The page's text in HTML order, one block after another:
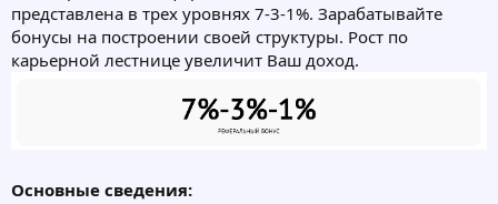
представлена в трех уровнях 7-3-1%. Зарабатывайте
бонусы на построении своей структуры. Рост по
карьерной лестнице увеличит Ваш доход.
Основные сведения: